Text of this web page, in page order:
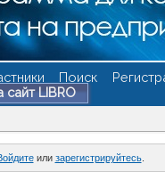
Поиск
сайт LIBRO
или зарегистрируйтесь.